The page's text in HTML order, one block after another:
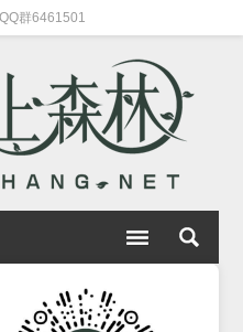
QQ群6461501